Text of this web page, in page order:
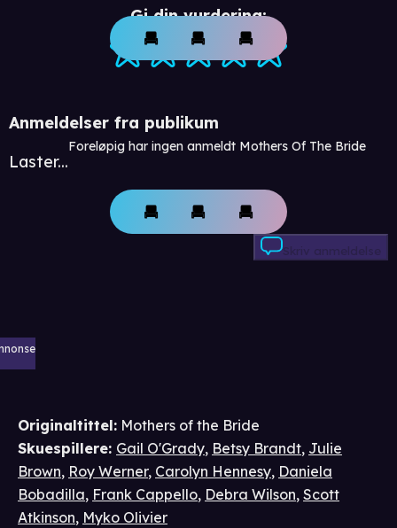
Gi din vurdering:
Anmeldelser fra publikum
Laster...
Foreløpig har ingen anmeldt Mothers Of The Bride
Skriv anmeldelse
Originaltittel: Mothers of the Bride
Skuespillere: Gail O'Grady, Betsy Brandt, Julie
Brown, Roy Werner, Carolyn Hennesy, Daniela
Bobadilla, Frank Cappello, Debra Wilson, Scott
Atkinson, Myko Olivier